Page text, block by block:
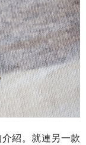
紹。就連另一款